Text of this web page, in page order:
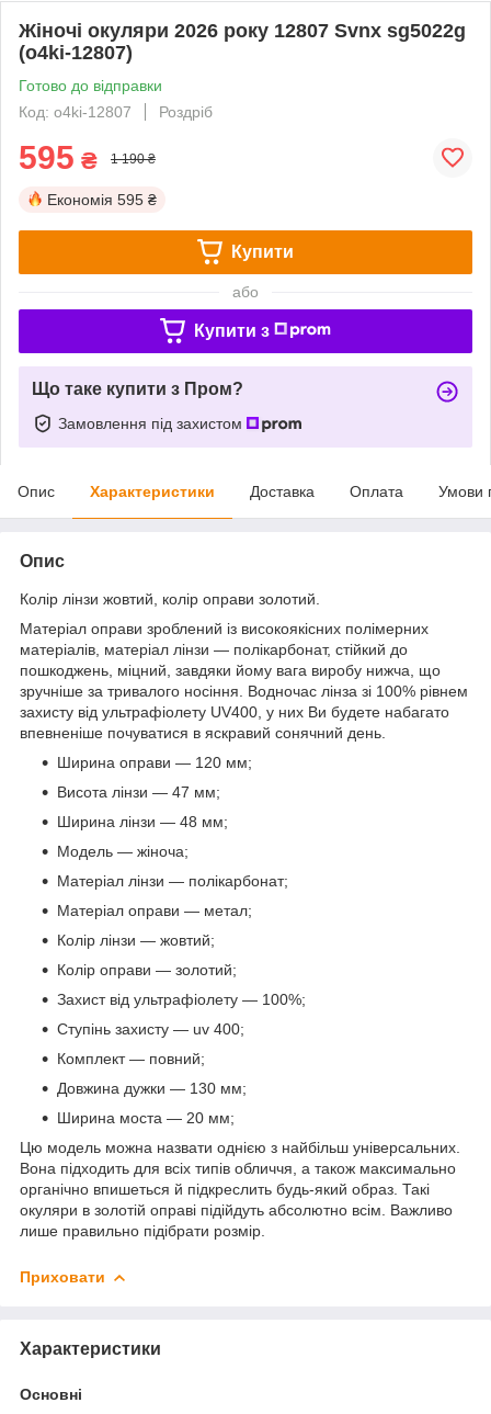
Жіночі окуляри 2026 року 12807 Svnx sg5022g
(o4ki-12807)
Готово до відправки
Код: o4ki-12807
Роздріб
595 ₴ 1 190 ₴
Економія 595 ₴
Купити
або
Купити з
Що таке купити з Пром?
Замовлення під захистом
Опис Характеристики Доставка Оплата Умови
Опис
Колір лінзи жовтий, колір оправи золотий.
Матеріал оправи зроблений із високоякісних полімерних
матеріалів, матеріал лінзи — полікарбонат, стійкий до
пошкоджень, міцний, завдяки йому вага виробу нижча, що
зручніше за тривалого носіння. Водночас лінза зі 100% рівнем
захисту від ультрафіолету UV400, у них Ви будете набагато
впевненіше почуватися в яскравий сонячний день.
Ширина оправи — 120 мм;
Висота лінзи — 47 мм;
Ширина лінзи — 48 мм;
Модель — жіноча;
Матеріал лінзи — полікарбонат;
Матеріал оправи — метал;
Колір лінзи — жовтий;
Колір оправи — золотий;
Захист від ультрафіолету — 100%;
Ступінь захисту — uv 400;
Комплект — повний;
Довжина дужки — 130 мм;
Ширина моста — 20 мм;
Цю модель можна назвати однією з найбільш універсальних.
Вона підходить для всіх типів обличчя, а також максимально
органічно впишеться й підкреслить будь-який образ. Такі
окуляри в золотій оправі підійдуть абсолютно всім. Важливо
лише правильно підібрати розмір.
Приховати
Характеристики
Основні